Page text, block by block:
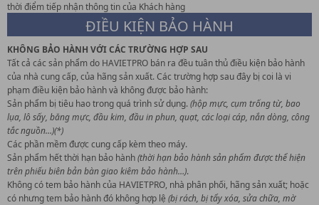
thời điểm tiếp nhận thông tin của Khách hàng
ĐIỀU KIỆN BẢO HÀNH
KHÔNG BẢO HÀNH VỚI CÁC TRƯỜNG HỢP SAU
Tất cả các sản phẩm do HAVIETPRO bán ra đều tuân thủ điều kiện bảo hành
của nhà cung cấp, của hãng sản xuất. Các trường hợp sau đây bị coi là vi
phạm điều kiện bảo hành và không được bảo hành:
Sản phẩm bị tiêu hao trong quá trình sử dụng.(hộp mực, cụm trống từ, bao
lụa, lô sấy, băng mực, đầu kim, đầu in phun, quạt, các loại cáp, nắn dòng, công
tắc nguồn…)(*)
Các phần mềm được cung cấp kèm theo máy.
Sản phẩm hết thời hạn bảo hành(thời hạn bảo hành sản phẩm được thể hiện
trên phiếu biên bản bàn giao kiêm bảo hành…).
Không có tem bảo hành của HAVIETPRO, nhà phân phối, hãng sản xuất; hoặc
có nhưng tem bảo hành đó không hợp lệ (bị rách, bị tẩy xóa, sửa chữa, mờ